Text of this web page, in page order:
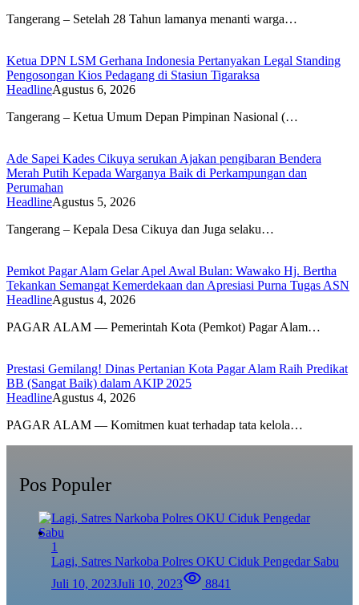
Tangerang – Setelah 28 Tahun lamanya menanti warga…
Ketua DPN LSM Gerhana Indonesia Pertanyakan Legal Standing
Pengosongan Kios Pedagang di Stasiun Tigaraksa
HeadlineAgustus 6, 2026
Tangerang – Ketua Umum Depan Pimpinan Nasional (…
Ade Sapei Kades Cikuya serukan Ajakan pengibaran Bendera
Merah Putih Kepada Warganya Baik di Perkampungan dan
Perumahan
HeadlineAgustus 5, 2026
Tangerang – Kepala Desa Cikuya dan Juga selaku…
Pemkot Pagar Alam Gelar Apel Awal Bulan: Wawako Hj. Bertha
Tekankan Semangat Kemerdekaan dan Apresiasi Purna Tugas ASN
HeadlineAgustus 4, 2026
PAGAR ALAM — Pemerintah Kota (Pemkot) Pagar Alam…
Prestasi Gemilang! Dinas Pertanian Kota Pagar Alam Raih Predikat
BB (Sangat Baik) dalam AKIP 2025
HeadlineAgustus 4, 2026
PAGAR ALAM — Komitmen kuat terhadap tata kelola…
Pos Populer
1
Lagi, Satres Narkoba Polres OKU Ciduk Pengedar Sabu
Juli 10, 2023Juli 10, 2023 8841